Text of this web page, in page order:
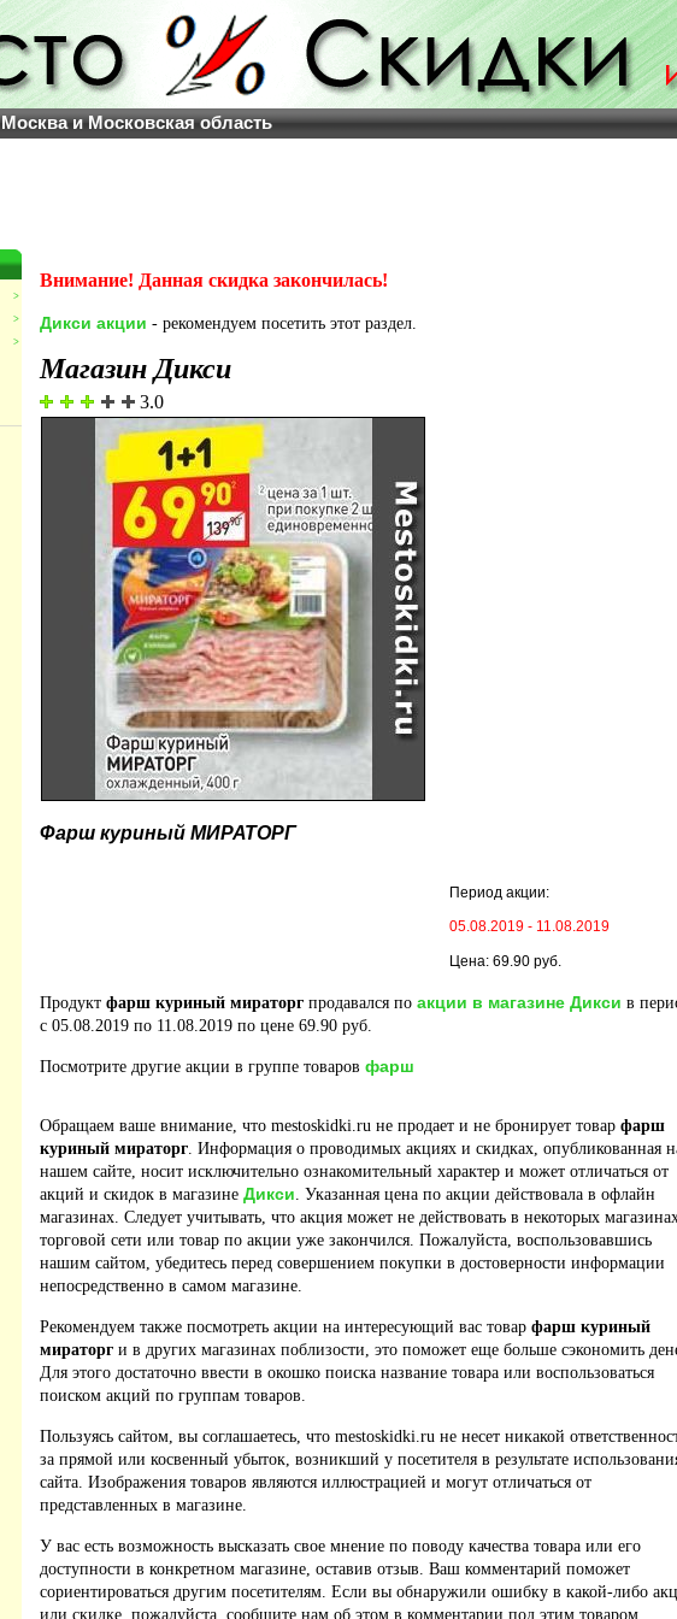
Москва и Московская область
>
>
>
Внимание! Данная скидка закончилась!
Дикси акции - рекомендуем посетить этот раздел.
Магазин Дикси
3.0
Фарш куриный МИРАТОРГ
Период акции:
05.08.2019 - 11.08.2019
Цена: 69.90 руб.
Продукт фарш куриный мираторг продавался по акции в магазине Дикси в
с 05.08.2019 по 11.08.2019 по цене 69.90 руб.
Посмотрите другие акции в группе товаров фарш
Обращаем ваше внимание, что mestoskidki.ru не продает и не бронирует товар фарш
куриный мираторг. Информация о проводимых акциях и скидках, опубликованная
нашем сайте, носит исключительно ознакомительный характер и может отличаться от
акций и скидок в магазине Дикси. Указанная цена по акции действовала в офлайн
магазинах. Следует учитывать, что акция может не действовать в некоторых
торговой сети или товар по акции уже закончился. Пожалуйста, воспользовавшись
нашим сайтом, убедитесь перед совершением покупки в достоверности информации
непосредственно в самом магазине.
Рекомендуем также посмотреть акции на интересующий вас товар фарш куриный
мираторг и в других магазинах поблизости, это поможет еще больше сэкономить
Для этого достаточно ввести в окошко поиска название товара или воспользоваться
поиском акций по группам товаров.
Пользуясь сайтом, вы соглашаетесь, что mestoskidki.ru не несет никакой
за прямой или косвенный убыток, возникший у посетителя в результате
сайта. Изображения товаров являются иллюстрацией и могут отличаться от
представленных в магазине.
У вас есть возможность высказать свое мнение по поводу качества товара или его
доступности в конкретном магазине, оставив отзыв. Ваш комментарий поможет
сориентироваться другим посетителям. Если вы обнаружили ошибку в какой-либо
или скидке, пожалуйста, сообщите нам об этом в комментарии под этим товаром.